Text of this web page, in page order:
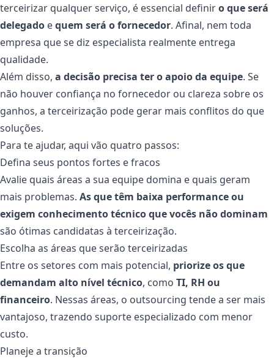
terceirizar qualquer serviço, é essencial definiro que será
delegado equem será o fornecedor. Afinal, nem toda
empresa que se diz especialista realmente entrega
qualidade.
Além disso, a decisão precisa ter o apoio da equipe. Se
não houver confiança no fornecedor ou clareza sobre os
ganhos, a terceirização pode gerar mais conflitos do que
soluções.
Para te ajudar, aqui vão quatro passos:
Defina seus pontos fortes e fracos
Avalie quais áreas a sua equipe domina e quais geram
mais problemas. As que têm baixa performance ou
exigem conhecimento técnico que vocês não dominam
são ótimas candidatas à terceirização.
Escolha as áreas que serão terceirizadas
Entre os setores com mais potencial, priorize os que
demandam alto nível técnico, como TI, RH ou
financeiro. Nessas áreas, o outsourcing tende a ser mais
vantajoso, trazendo suporte especializado com menor
custo.
Planeje a transição